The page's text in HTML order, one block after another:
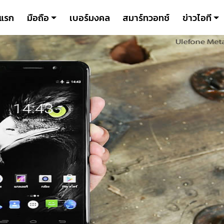
รก มือถือ เบอร์มงคล สมาร์ทวอทช์ ข่าวไอที